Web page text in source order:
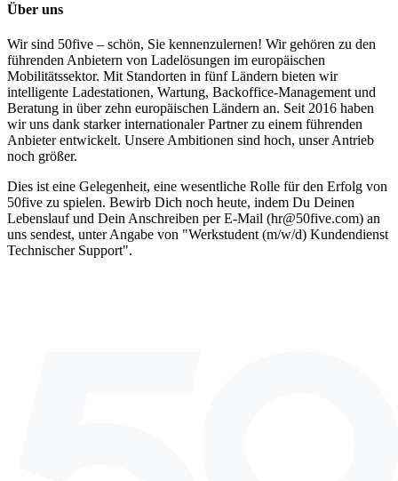
Über uns
Wir sind 50five – schön, Sie kennenzulernen! Wir gehören zu den
führenden Anbietern von Ladelösungen im europäischen
Mobilitätssektor. Mit Standorten in fünf Ländern bieten wir
intelligente Ladestationen, Wartung, Backoffice-Management und
Beratung in über zehn europäischen Ländern an. Seit 2016 haben
wir uns dank starker internationaler Partner zu einem führenden
Anbieter entwickelt. Unsere Ambitionen sind hoch, unser Antrieb
noch größer.
Dies ist eine Gelegenheit, eine wesentliche Rolle für den Erfolg von
50five zu spielen. Bewirb Dich noch heute, indem Du Deinen
Lebenslauf und Dein Anschreiben per E-Mail (hr@50five.com) an
uns sendest, unter Angabe von "Werkstudent (m/w/d) Kundendienst
Technischer Support".